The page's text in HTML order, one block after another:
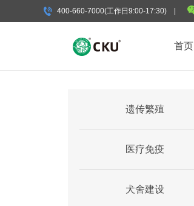
400-660-7000(工作日9:00-17:30) |
首页
遗传繁殖
医疗免疫
犬舍建设